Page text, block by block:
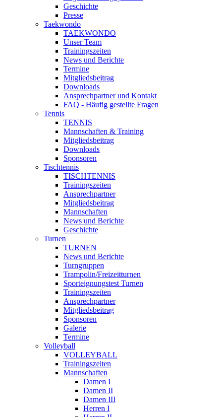
Geschichte
Presse
Taekwondo
TAEKWONDO
Unser Team
Trainingszeiten
News und Berichte
Termine
Mitgliedsbeitrag
Downloads
Ansprechpartner und Kontakt
FAQ - Häufig gestellte Fragen
Tennis
TENNIS
Mannschaften & Training
Mitgliedsbeitrag
Downloads
Sponsoren
Tischtennis
TISCHTENNIS
Trainingszeiten
Ansprechpartner
Mitgliedsbeitrag
Mannschaften
News und Berichte
Geschichte
Turnen
TURNEN
News und Berichte
Turngruppen
Trampolin/Freizeitturnen
Sporteignungstest Turnen
Trainingszeiten
Ansprechpartner
Mitgliedsbeitrag
Sponsoren
Galerie
Termine
Volleyball
VOLLEYBALL
Trainingszeiten
Mannschaften
Damen I
Damen II
Damen III
Herren I